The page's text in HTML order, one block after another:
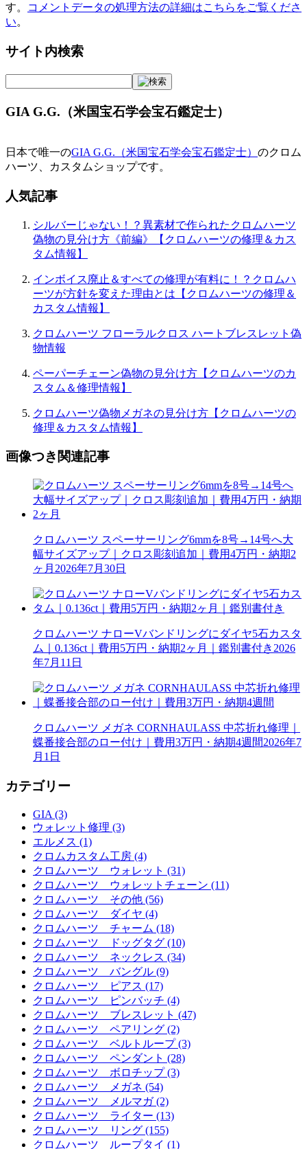
す。
コメントデータの処理方法の詳細はこちらをご覧くださ
い。
サイト内検索
GIA G.G.（米国宝石学会宝石鑑定士）
日本で唯一のGIA G.G.（米国宝石学会宝石鑑定士） のクロム
ハーツ、カスタムショップです。
人気記事
シルバーじゃない！？異素材で作られたクロムハーツ
偽物の見分け方《前編》【クロムハーツの修理＆カス
タム情報】
インボイス廃止＆すべての修理が有料に！？クロムハ
ーツが方針を変えた理由とは【クロムハーツの修理＆
カスタム情報】
クロムハーツ フローラルクロス ハートブレスレット偽
物情報
ペーパーチェーン偽物の見分け方【クロムハーツのカ
スタム＆修理情報】
クロムハーツ偽物メガネの見分け方【クロムハーツの
修理＆カスタム情報】
画像つき関連記事
クロムハーツ スペーサーリング6mmを8号→14号へ大
幅サイズアップ｜クロス彫刻追加｜費用4万円・納期2
ヶ月 2026年7月30日
クロムハーツ ナローVバンドリングにダイヤ5石カスタ
ム｜0.136ct｜費用5万円・納期2ヶ月｜鑑別書付き 2026
年7月11日
クロムハーツ メガネ CORNHAULASS 中芯折れ修理｜
蝶番接合部のロー付け｜費用3万円・納期4週間2026年7
月1日
カテゴリー
GIA (3)
ウォレット修理 (3)
エルメス (1)
クロムカスタム工房 (4)
クロムハーツ ウォレット (31)
クロムハーツ ウォレットチェーン (11)
クロムハーツ その他 (56)
クロムハーツ ダイヤ (4)
クロムハーツ チャーム (18)
クロムハーツ ドッグタグ (10)
クロムハーツ ネックレス (34)
クロムハーツ バングル (9)
クロムハーツ ピアス (17)
クロムハーツ ピンバッチ (4)
クロムハーツ ブレスレット (47)
クロムハーツ ペアリング (2)
クロムハーツ ベルトループ (3)
クロムハーツ ペンダント (28)
クロムハーツ ボロチップ (3)
クロムハーツ メガネ (54)
クロムハーツ メルマガ (2)
クロムハーツ ライター (13)
クロムハーツ リング (155)
クロムハーツ ループタイ (1)